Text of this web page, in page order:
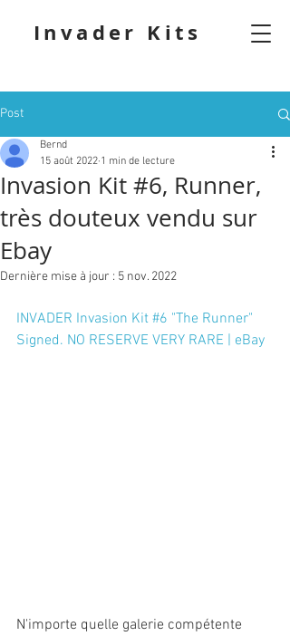
Invader Kits
Post
Invasion Kit #6, Runner,
très douteux vendu sur
Ebay
Bernd
15 août 2022 1 min de lecture
Dernière mise à jour : 5 nov. 2022
INVADER Invasion Kit #6 "The Runner"
Signed. NO RESERVE VERY RARE | eBay
N'importe quelle galerie compétente